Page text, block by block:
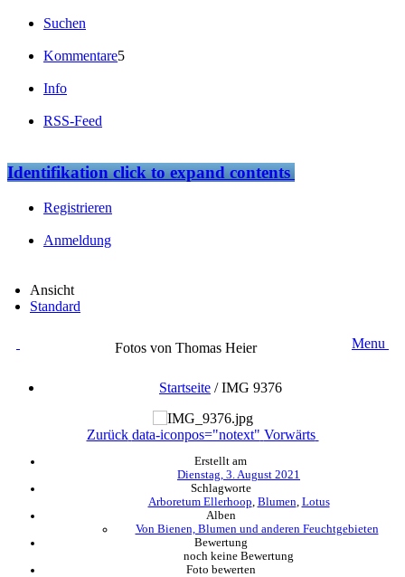
Suchen
Kommentare5
Info
RSS-Feed
Identifikationclick to expand contents
Registrieren
Anmeldung
Ansicht
Standard
Fotos von Thomas Heier Menu
Startseite /IMG 9376
Zurück data-iconpos="notext" Vorwärts
Erstellt am
Dienstag, 3. August 2021
Schlagworte
Arboretum Ellerhoop Blumen Lotus
Alben
Von Bienen, Blumen und anderen Feuchtgebieten
Bewertung
noch keine Bewertung
Foto bewerten